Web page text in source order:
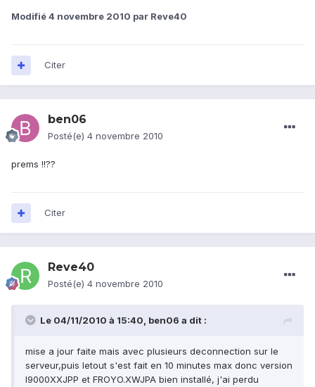
Modifié4 novembre 2010 par Reve40
Citer
ben06
Posté(e) 4 novembre 2010
prems !!??
Citer
Reve40
Posté(e) 4 novembre 2010
Le 04/11/2010 à 15:40, ben06 a dit :
mise a jour faite mais avec plusieurs deconnection sur le
serveur,puis letout s'est fait en 10 minutes max donc version
I9000XXJPP et FROYO.XWJPA bien installé, j'ai perdu